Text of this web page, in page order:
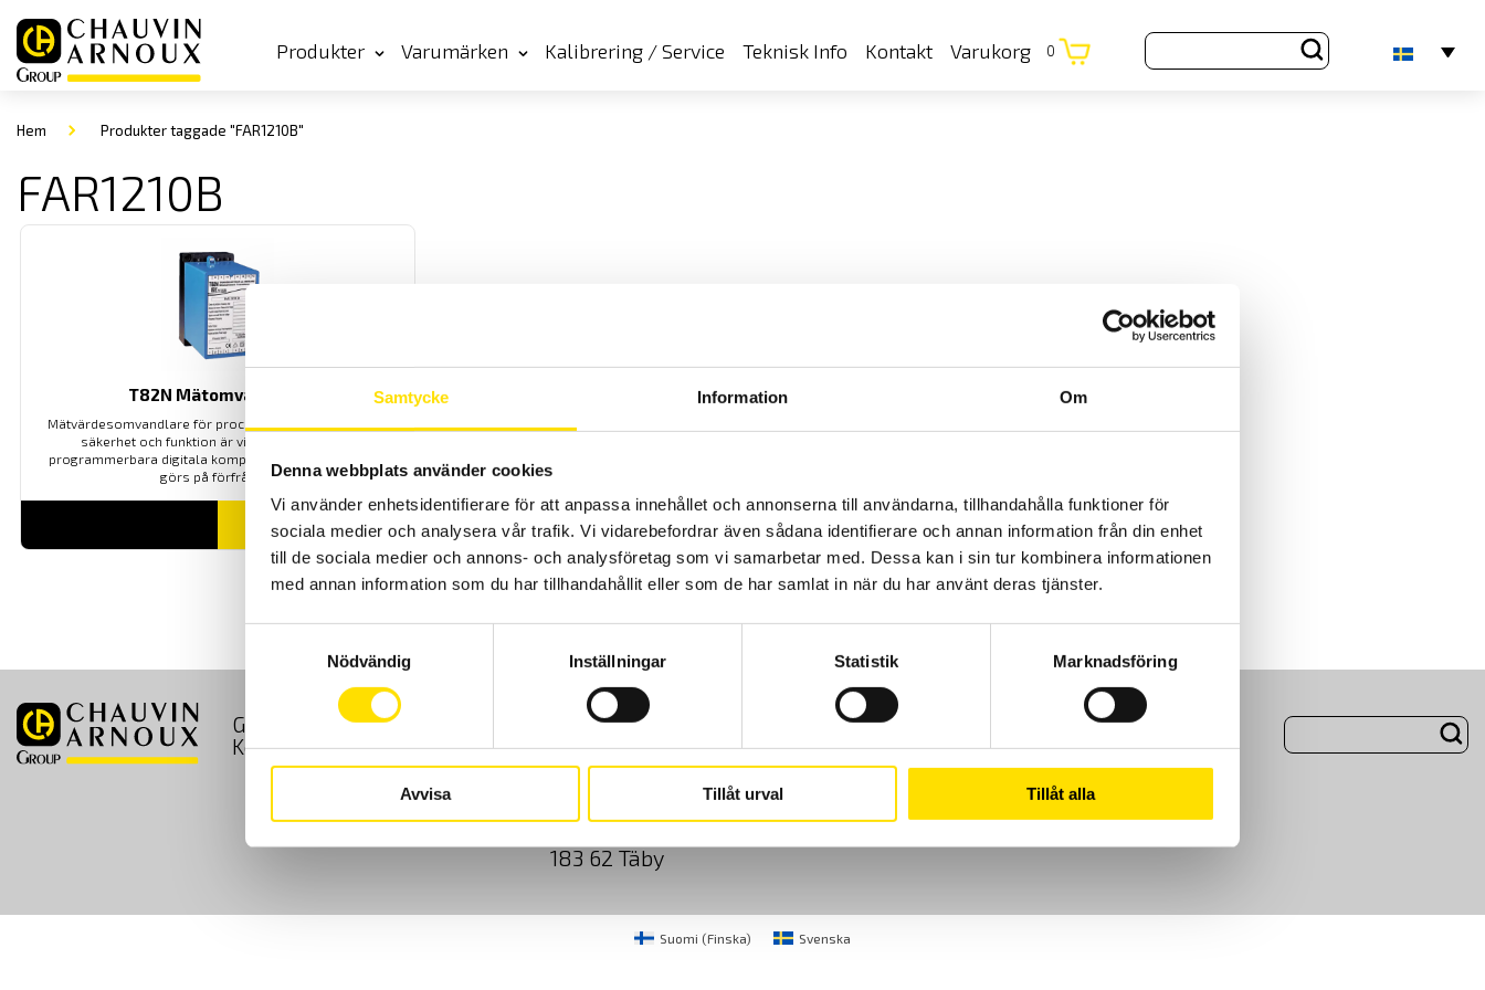
Samtycke Information Om
Denna webbplats använder cookies
Vi använder enhetsidentifierare för att anpassa innehållet och annonserna till användarna, tillhandahålla funktioner för
sociala medier och analysera vår trafik. Vi vidarebefordrar även sådana identifierare och annan information från din enhet
till de sociala medier och annons- och analysföretag som vi samarbetar med. Dessa kan i sin tur kombinera informationen
med annan information som du har tillhandahållit eller som de har samlat in när du har använt deras tjänster.
Nödvändig
Inställningar Statistik Marknadsföring
Avvisa Tillåt urval Tillåt alla
Produkter Varumärken Kalibrering / Service Teknisk Info Kontakt Varukorg 0
Hem Produkter taggade "FAR1210B"
FAR1210B
T82N Mätomvandlare
Mätvärdesomvandlare för processindustri där krav på
säkerhet och funktion är viktiga. De har inga
programmerbara digitala komponenter, konfigurering
görs på förfrågan.
LÄS MER
GDPR Köpvillkor Cookies Kundundersökning
Om Oss
Kontakt
Sjöflygvägen 35
183 62 Täby
08-50 52 68 00
info@camatsystem.com
Suomi (Finska) Svenska